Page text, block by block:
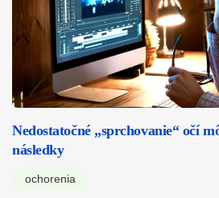
Nedostatočné „sprchovanie“ očí
následky
ochorenia